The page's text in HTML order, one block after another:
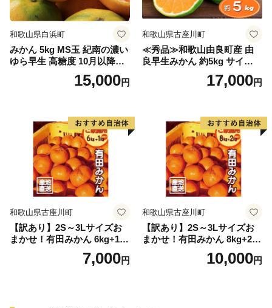
和歌山県白浜町
みかん 5kg MS玉 紀南の濃い
ゆら早生 高糖度 10月以降発
送 マルチ被覆栽培15,000円
和歌山県古座川町
≪秀品≫和歌山由良町産 由
良早生みかん 約5kg サイズお
まかせ【sml106C】17,000円
和歌山県古座川町
【訳あり】2S～3Lサイズお
まかせ！有田みかん 6kg+1kg
保証分 11月から12月下旬ま
でに順次発送致します。 / 訳
7,000円
和歌山県古座川町
【訳あり】2S～3Lサイズお
まかせ！有田みかん 8kg+2kg
保証分 11月から12月下旬ま
でに順次発送致します。 / 訳
10,000円